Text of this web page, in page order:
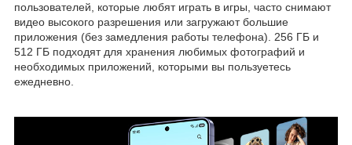
пользователей, которые любят играть в игры, часто снимают
видео высокого разрешения или загружают большие
приложения (без замедления работы телефона). 256 ГБ и
512 ГБ подходят для хранения любимых фотографий и
необходимых приложений, которыми вы пользуетесь
ежедневно.